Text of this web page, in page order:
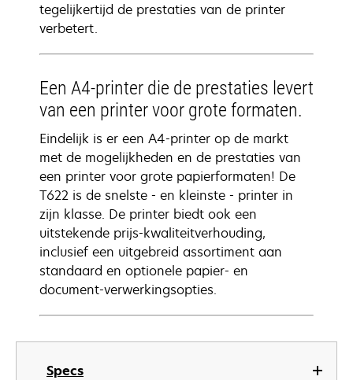
Specs
tegelijkertijd de prestaties van de printer
verbetert.
Een A4-printer die de prestaties levert
van een printer voor grote formaten.
Eindelijk is er een A4-printer op de markt
met de mogelijkheden en de prestaties van
een printer voor grote papierformaten! De
T622 is de snelste - en kleinste - printer in
zijn klasse. De printer biedt ook een
uitstekende prijs-kwaliteitverhouding,
inclusief een uitgebreid assortiment aan
standaard en optionele papier- en
document-verwerkingsopties.